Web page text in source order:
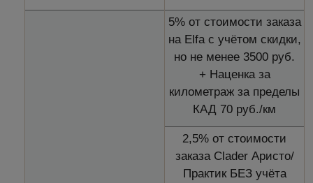
5% от стоимости заказа
на Elfa с учётом скидки,
но не менее 3500 руб.
+ Наценка за
километраж за пределы
КАД 70 руб./км
2,5% от стоимости
заказа Clader Аристо/
Практик БЕЗ учёта